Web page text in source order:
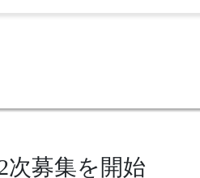
次募集を開始